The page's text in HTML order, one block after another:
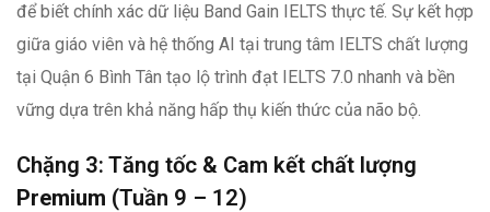
để biết chính xác dữ liệu Band Gain IELTS thực tế. Sự kết hợp
giữa giáo viên và hệ thống AI tại trung tâm IELTS chất lượng
tại Quận 6 Bình Tân tạo lộ trình đạt IELTS 7.0 nhanh và bền
vững dựa trên khả năng hấp thụ kiến thức của não bộ.
Chặng 3: Tăng tốc & Cam kết chất lượng
Premium (Tuần 9 – 12)